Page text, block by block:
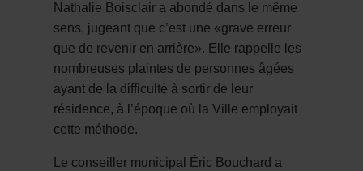
Nathalie Boisclair a abondé dans le même
sens, jugeant que c’est une «grave erreur
que de revenir en arrière». Elle rappelle les
nombreuses plaintes de personnes âgées
ayant de la difficulté à sortir de leur
résidence, à l’époque où la Ville employait
cette méthode.
Le conseiller municipal Éric Bouchard a